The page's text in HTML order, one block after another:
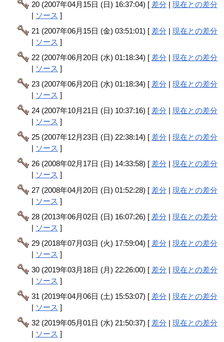
20 (2007年04月15日 (日) 16:37:04) [ 差分 |現在との差分
| ソース ]
21 (2007年06月15日 (金) 03:51:01) [ 差分 |現在との差分
| ソース ]
22 (2007年06月20日 (水) 01:18:34) [ 差分 |現在との差分
| ソース ]
23 (2007年06月20日 (水) 01:18:34) [ 差分 |現在との差分
| ソース ]
24 (2007年10月21日 (日) 10:37:16) [ 差分 |現在との差分
| ソース ]
25 (2007年12月23日 (日) 22:38:14) [ 差分 |現在との差分
| ソース ]
26 (2008年02月17日 (日) 14:33:58) [ 差分 |現在との差分
| ソース ]
27 (2008年04月20日 (日) 01:52:28) [ 差分 |現在との差分
| ソース ]
28 (2013年06月02日 (日) 16:07:26) [ 差分 |現在との差分
| ソース ]
29 (2018年07月03日 (火) 17:59:04) [ 差分 |現在との差分
| ソース ]
30 (2019年03月18日 (月) 22:26:00) [ 差分 |現在との差分
| ソース ]
31 (2019年04月06日 (土) 15:53:07) [ 差分 |現在との差分
| ソース ]
32 (2019年05月01日 (水) 21:50:37) [ 差分 |現在との差分
| ソース ]